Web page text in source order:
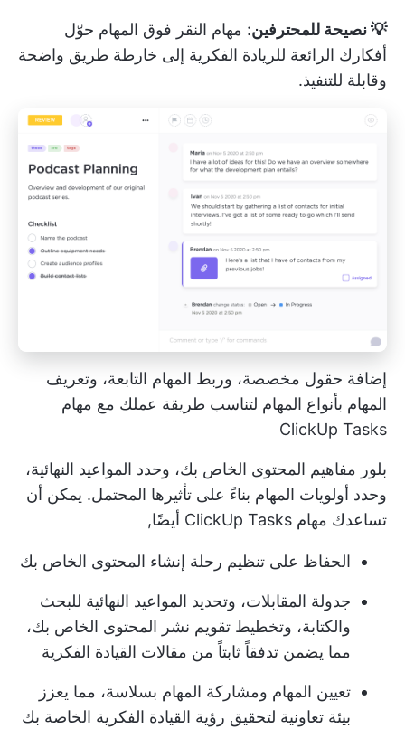
💡 نصيحة للمحترفين: مهام النقر فوق المهام حوّل
أفكارك الرائعة للريادة الفكرية إلى خارطة طريق واضحة
وقابلة للتنفيذ.
إضافة حقول مخصصة، وربط المهام التابعة، وتعريف
المهام بأنواع المهام لتناسب طريقة عملك مع مهام
ClickUp Tasks
بلور مفاهيم المحتوى الخاص بك، وحدد المواعيد النهائية،
وحدد أولويات المهام بناءً على تأثيرها المحتمل. يمكن أن
تساعدك مهام ClickUp Tasks أيضًا,
الحفاظ على تنظيم رحلة إنشاء المحتوى الخاص بك
جدولة المقابلات، وتحديد المواعيد النهائية للبحث
والكتابة، وتخطيط تقويم نشر المحتوى الخاص بك،
مما يضمن تدفقاً ثابتاً من مقالات القيادة الفكرية
تعيين المهام ومشاركة المهام بسلاسة، مما يعزز
بيئة تعاونية لتحقيق رؤية القيادة الفكرية الخاصة بك